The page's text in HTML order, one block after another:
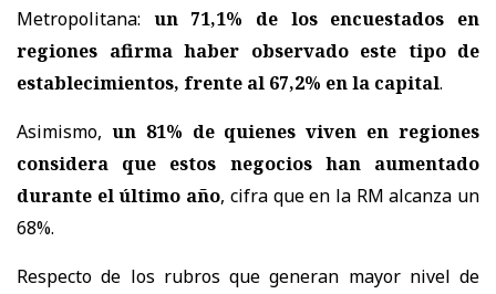
Metropolitana: un 71,1% de los encuestados en
regiones afirma haber observado este tipo de
establecimientos, frente al 67,2% en la capital.
Asimismo, un 81% de quienes viven en regiones
considera que estos negocios han aumentado
durante el último año, cifra que en la RM alcanza un
68%.
Respecto de los rubros que generan mayor nivel de